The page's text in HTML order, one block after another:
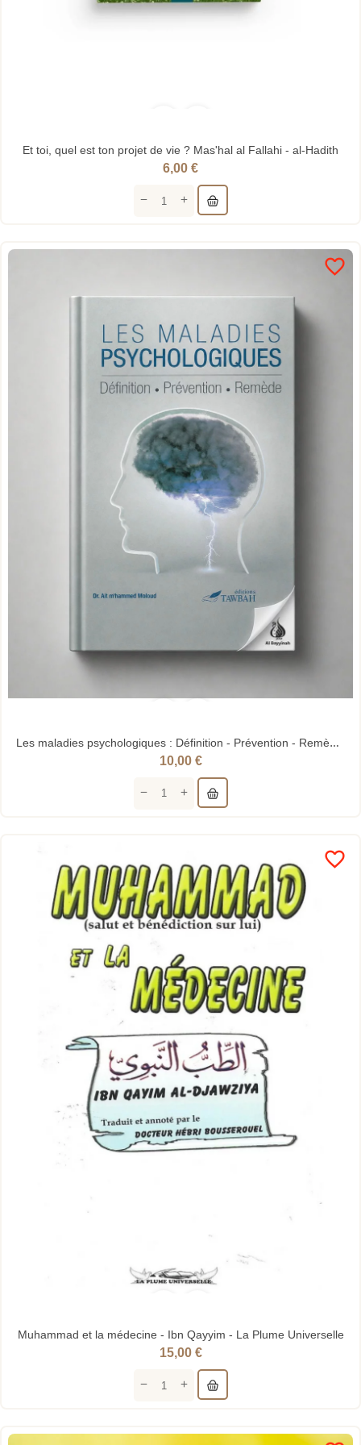
Et toi, quel est ton projet de vie ? Mas'hal al Fallahi - al-Hadith
6,00 €
favorite_border
Les maladies psychologiques : Définition - Prévention - Remède - M'hammed Moloud - Tawbah
10,00 €
favorite_border
Muhammad et la médecine - Ibn Qayyim - La Plume Universelle
15,00 €